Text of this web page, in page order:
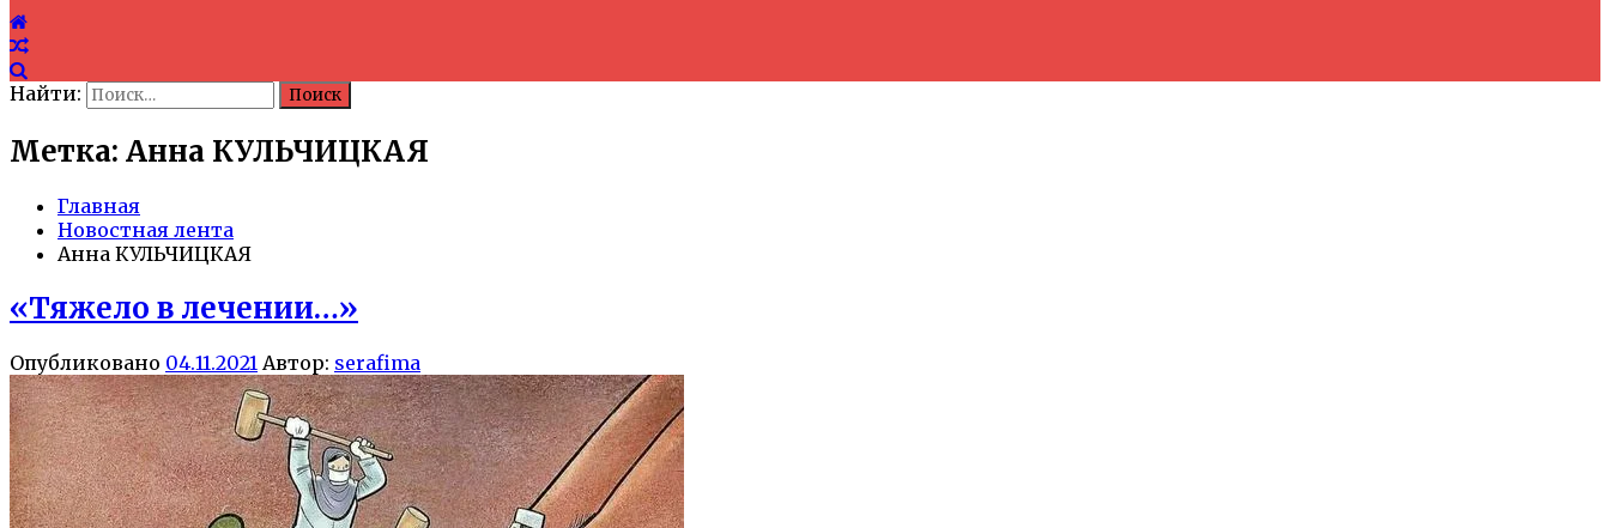
Найти:
Метка: Анна КУЛЬЧИЦКАЯ
Главная
Новостная лента
Анна КУЛЬЧИЦКАЯ
«Тяжело в лечении…»
Опубликовано 04.11.2021 Автор: serafima